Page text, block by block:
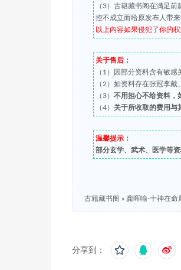
（3）古籍藏书阁在满足
控不成立而给原发布人带
以上内容如果侵犯了你的
关于售后：
（1）因部分资料含有敏
（2）如资料存在张冠李
（3） 不用担心不给资料，
（4） 关于所收取的费用与
温馨提示：
部分玄学、武术、医学等
古籍藏书阁 » 龚晖喻-十神在命
分享到：